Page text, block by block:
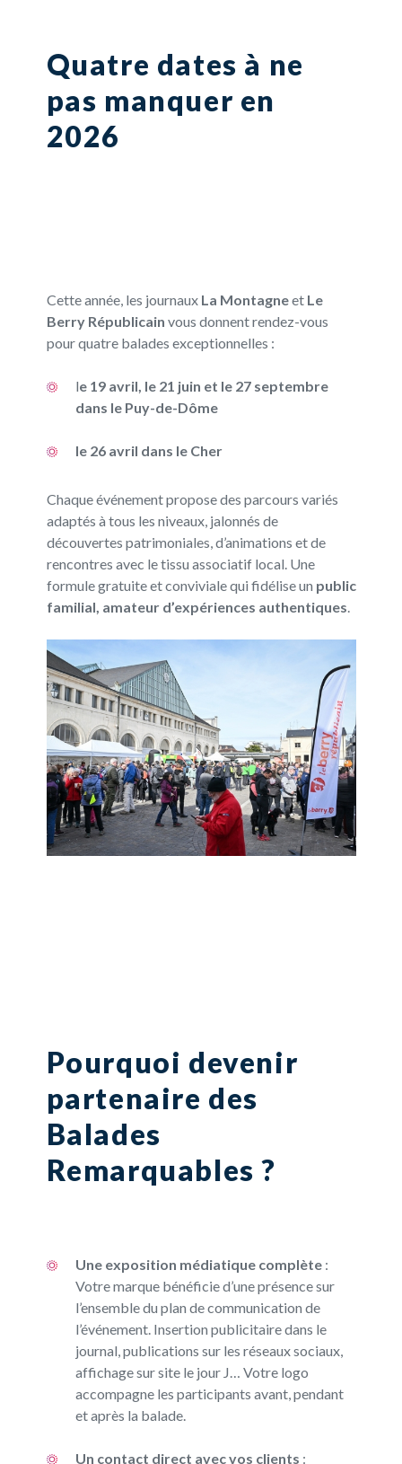
Quatre dates à ne
pas manquer en
2026
Cette année, les journaux La Montagneet Le
Berry Républicain vous donnent rendez-vous
pour quatre balades exceptionnelles :
le 19 avril, le 21 juin et le 27 septembre
dans le Puy-de-Dôme
le 26 avril dans le Cher
Chaque événement propose des parcours variés
adaptés à tous les niveaux, jalonnés de
découvertes patrimoniales, d’animations et de
rencontres avec le tissu associatif local. Une
formule gratuite et conviviale qui fidélise un public
familial, amateur d’expériences authentiques
Pourquoi devenir
partenaire des
Balades
Remarquables ?
Une exposition médiatique complète:
Votre marque bénéficie d’une présence sur
l’ensemble du plan de communication de
l’événement. Insertion publicitaire dans le
journal, publications sur les réseaux sociaux,
affichage sur site le jour J… Votre logo
accompagne les participants avant, pendant
et après la balade.
Un contact direct avec vos clients :